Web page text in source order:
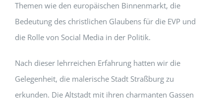
Themen wie den europäischen Binnenmarkt, die
Bedeutung des christlichen Glaubens für die EVP und
die Rolle von Social Media in der Politik.
Nach dieser lehrreichen Erfahrung hatten wir die
Gelegenheit, die malerische Stadt Straßburg zu
erkunden. Die Altstadt mit ihren charmanten Gassen